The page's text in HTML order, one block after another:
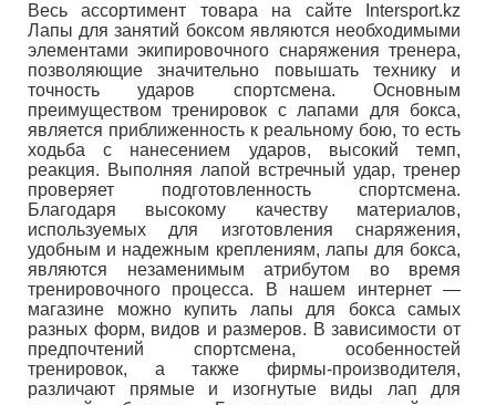
Весь ассортимент товара на сайте Intersport.kz
Лапы для занятий боксом являются необходимыми
элементами экипировочного снаряжения тренера,
позволяющие значительно повышать технику и
точность ударов спортсмена. Основным
преимуществом тренировок с лапами для бокса,
является приближенность к реальному бою, то есть
ходьба с нанесением ударов, высокий темп,
реакция. Выполняя лапой встречный удар, тренер
проверяет подготовленность спортсмена.
Благодаря высокому качеству материалов,
используемых для изготовления снаряжения,
удобным и надежным креплениям, лапы для бокса,
являются незаменимым атрибутом во время
тренировочного процесса. В нашем интернет ―
магазине можно купить лапы для бокса самых
разных форм, видов и размеров. В зависимости от
предпочтений спортсмена, особенностей
тренировок, а также фирмы-производителя,
различают прямые и изогнутые виды лап для